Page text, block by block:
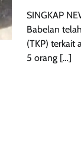
SINGKAP
Babelan
(TKP) terkait
5 orang […]